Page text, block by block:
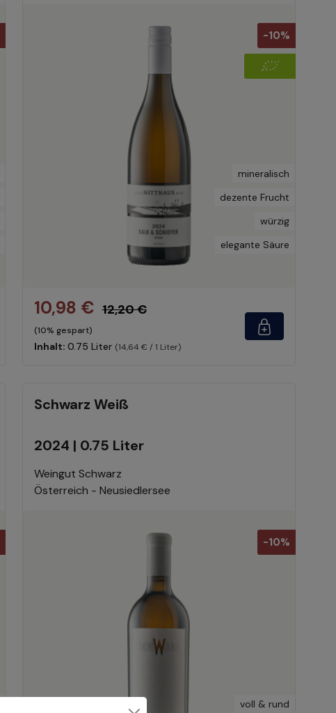
-10%
mineralisch
dezente Frucht
würzig
elegante Säure
10,98 € 12,20 €
(10% gespart)
Inhalt: 0.75 Liter (14,64 € / 1 Liter)
Schwarz Weiß
2024 | 0.75 Liter
Weingut Schwarz
Österreich - Neusiedlersee
-10%
voll & rund